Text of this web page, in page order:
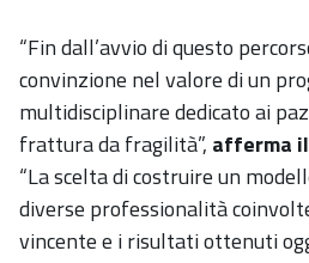
“Fin dall’avvio di questo
convinzione nel valore di un
multidisciplinare dedicato ai
frattura da fragilità”, afferma
“La scelta di costruire un
diverse professionalità
vincente e i risultati ottenuti